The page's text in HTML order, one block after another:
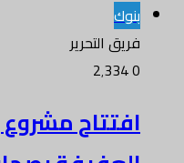
بنوك
فريق التحرير
0
افتتاح